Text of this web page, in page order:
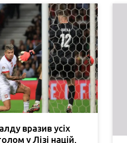
вразив усіх
у Лізі націй,